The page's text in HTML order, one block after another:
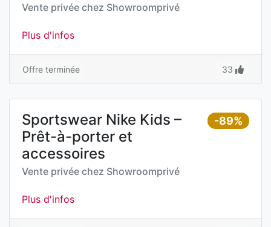
Vente privée chez Showroomprivé
Plus d'infos
Offre terminée 33
-89%
Sportswear Nike Kids –
Prêt-à-porter et
accessoires
Vente privée chez Showroomprivé
Plus d'infos